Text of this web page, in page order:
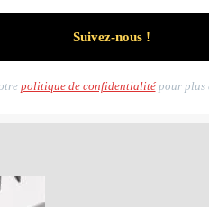
politique de confidentialitépour plus